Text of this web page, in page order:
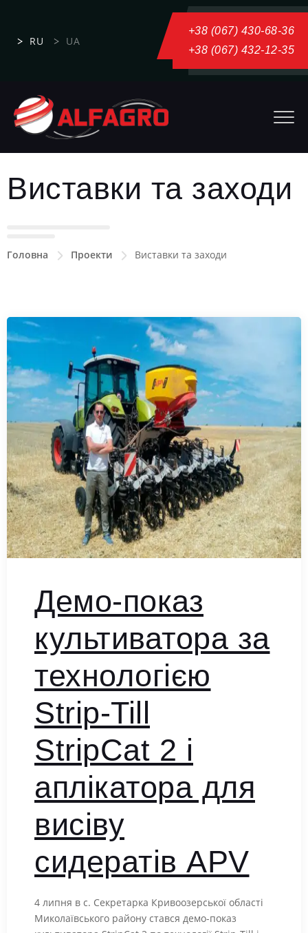
RU UA
+38 (067) 430-68-36
+38 (067) 432-12-35
Виставки та заходи
Головна Проекти Виставки та заходи
Демо-показ
культиватора за
технологією
Strip-Till
StripCat 2 і
аплікатора для
висіву
сидератів APV
4 липня в с. Секретарка Кривоозерської області
Миколаївського району стався демо-показ